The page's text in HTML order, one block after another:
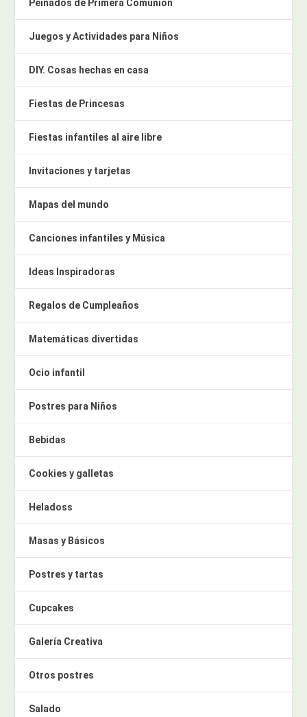
Peinados de Primera Comunión
Juegos y Actividades para Niños
DIY. Cosas hechas en casa
Fiestas de Princesas
Fiestas infantiles al aire libre
Invitaciones y tarjetas
Mapas del mundo
Canciones infantiles y Música
Ideas Inspiradoras
Regalos de Cumpleaños
Matemáticas divertidas
Ocio infantil
Postres para Niños
Bebidas
Cookies y galletas
Heladoss
Masas y Básicos
Postres y tartas
Cupcakes
Galería Creativa
Otros postres
Salado